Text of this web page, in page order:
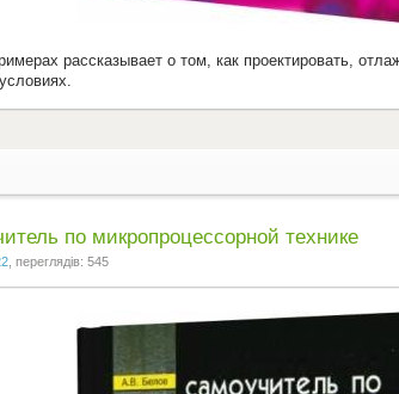
рассказывает о том, как проектировать,
по микропроцессорной технике
, переглядів: 545